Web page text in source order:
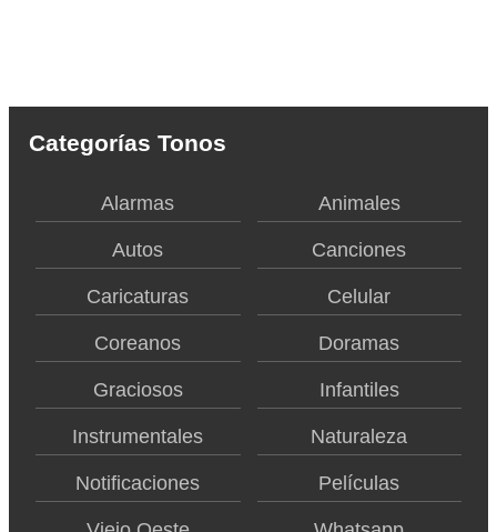
Categorías Tonos
Alarmas Animales
Autos Canciones
Caricaturas Celular
Coreanos Doramas
Graciosos Infantiles
Instrumentales Naturaleza
Notificaciones Películas